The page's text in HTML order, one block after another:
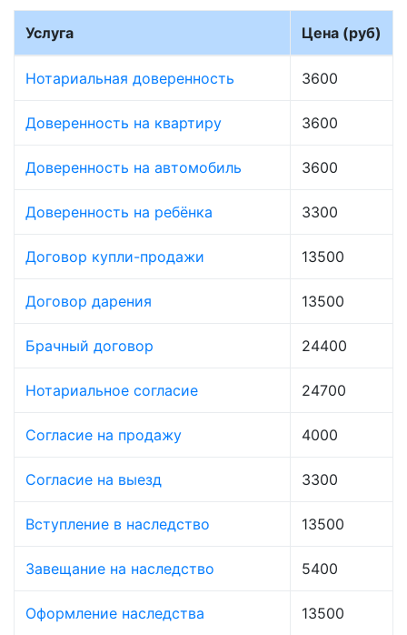
Услуга Цена (руб)
Нотариальная доверенность 3600
Доверенность на квартиру 3600
Доверенность на автомобиль 3600
Доверенность на ребёнка 3300
Договор купли-продажи 13500
Договор дарения 13500
Брачный договор 24400
Нотариальное согласие 24700
Согласие на продажу 4000
Согласие на выезд 3300
Вступление в наследство 13500
Завещание на наследство 5400
Оформление наследства 13500